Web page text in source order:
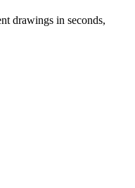
drawings in seconds,